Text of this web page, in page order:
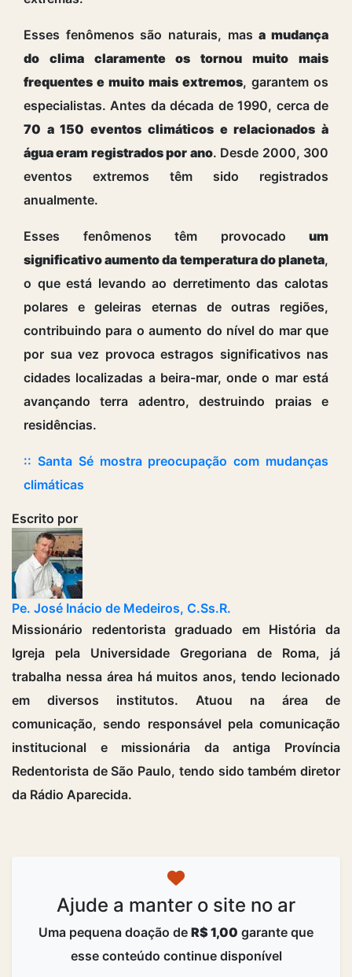
Esses fenômenos são naturais, masa mudança
do clima claramente os tornou muito mais
frequentes e muito mais extremos, garantem os
especialistas.Antes da década de 1990, cerca de
70 a 150 eventos climáticos e relacionados à
água eram registrados por ano. Desde 2000, 300
eventos extremos têm sido registrados
anualmente.
Esses fenômenos têm provocado um
significativo aumento da temperatura do planeta,
o que está levando ao derretimento das calotas
polares e geleiras eternas de outras regiões,
contribuindo para o aumento do nível do mar que
por sua vez provoca estragos significativos nas
cidades localizadas a beira-mar, onde o mar está
avançando terra adentro, destruindo praias e
residências.
:: Santa Sé mostra preocupação com mudanças
climáticas
Escrito por
Pe. José Inácio de Medeiros, C.Ss.R.
Missionário redentorista graduado em História da
Igreja pela Universidade Gregoriana de Roma, já
trabalha nessa área há muitos anos, tendo lecionado
em diversos institutos. Atuou na área de
comunicação, sendo responsável pela comunicação
institucional e missionária da antiga Província
Redentorista de São Paulo, tendo sido também diretor
da Rádio Aparecida.
Ajude a manter o site no ar
Uma pequena doação de R$ 1,00 garante que
esse conteúdo continue disponível